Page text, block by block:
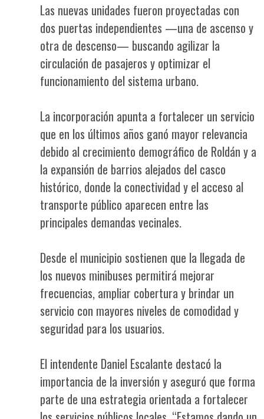
Las nuevas unidades fueron proyectadas con
dos puertas independientes —una de ascenso y
otra de descenso— buscando agilizar la
circulación de pasajeros y optimizar el
funcionamiento del sistema urbano.
La incorporación apunta a fortalecer un servicio
que en los últimos años ganó mayor relevancia
debido al crecimiento demográfico de Roldán y a
la expansión de barrios alejados del casco
histórico, donde la conectividad y el acceso al
transporte público aparecen entre las
principales demandas vecinales.
Desde el municipio sostienen que la llegada de
los nuevos minibuses permitirá mejorar
frecuencias, ampliar cobertura y brindar un
servicio con mayores niveles de comodidad y
seguridad para los usuarios.
El intendente Daniel Escalante destacó la
importancia de la inversión y aseguró que forma
parte de una estrategia orientada a fortalecer